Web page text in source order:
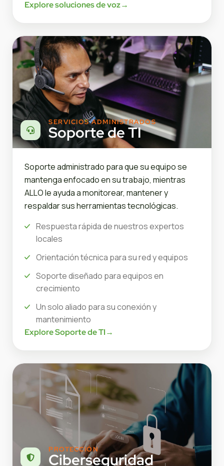
Explore soluciones de voz→
SERVICIOS ADMINISTRADOS
Soporte de TI
Soporte administrado para que su equipo se
mantenga enfocado en su trabajo, mientras
ALLO le ayuda a monitorear, mantener y
respaldar sus herramientas tecnológicas.
Respuesta rápida de nuestros expertos
locales
Orientación técnica para su red y equipos
Soporte diseñado para equipos en
crecimiento
Un solo aliado para su conexión y
mantenimiento
Explore Soporte de TI→
PROTECCIÓN
Ciberseguridad